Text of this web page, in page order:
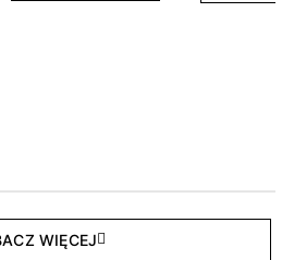
WIĘCEJ